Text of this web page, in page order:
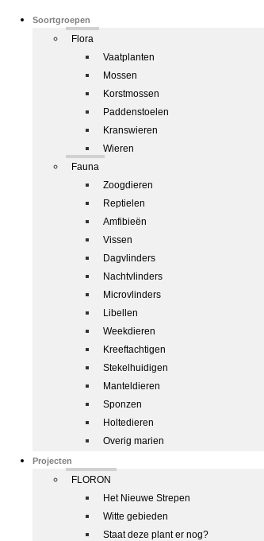
Soortgroepen
Flora
Vaatplanten
Mossen
Korstmossen
Paddenstoelen
Kranswieren
Wieren
Fauna
Zoogdieren
Reptielen
Amfibieën
Vissen
Dagvlinders
Nachtvlinders
Microvlinders
Libellen
Weekdieren
Kreeftachtigen
Stekelhuidigen
Manteldieren
Sponzen
Holtedieren
Overig marien
Projecten
FLORON
Het Nieuwe Strepen
Witte gebieden
Staat deze plant er nog?